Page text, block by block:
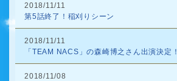
2018/11/11
第5話終了！稲刈りシーン
2018/11/11
「TEAM NACS」の森崎博之さん出演決定！
2018/11/08